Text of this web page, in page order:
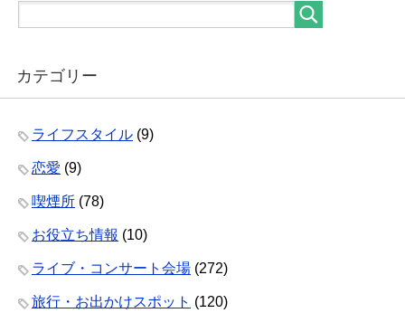
カテゴリー
ライフスタイル (9)
恋愛 (9)
喫煙所 (78)
お役立ち情報 (10)
ライブ・コンサート会場 (272)
旅行・お出かけスポット (120)